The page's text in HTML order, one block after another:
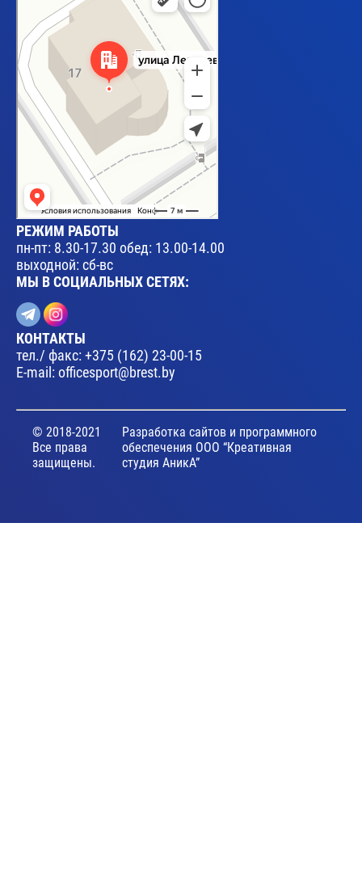
РЕЖИМ РАБОТЫ
пн-пт: 8.30-17.30 обед: 13.00-14.00
выходной: сб-вс
МЫ В СОЦИАЛЬНЫХ СЕТЯХ:
КОНТАКТЫ
тел./ факс:+375 (162) 23-00-15
E-mail: officesport@brest.by
© 2018-2021
Все права
защищены.
Разработка сайтов и программного
обеспечения ООО “Креативная
студия АникА”